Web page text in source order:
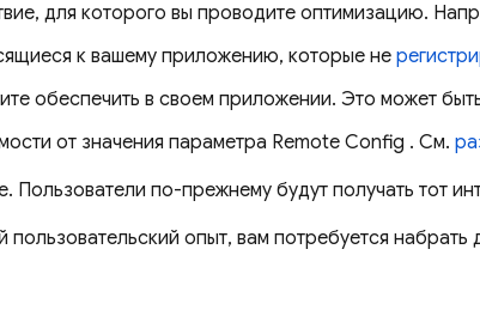
для которого вы проводите оптимизацию.
к вашему приложению, которые не
обеспечить в своем приложении. Это может
от значения параметра Remote Config . См.
по-прежнему будут получать
опыт, вам потребуется